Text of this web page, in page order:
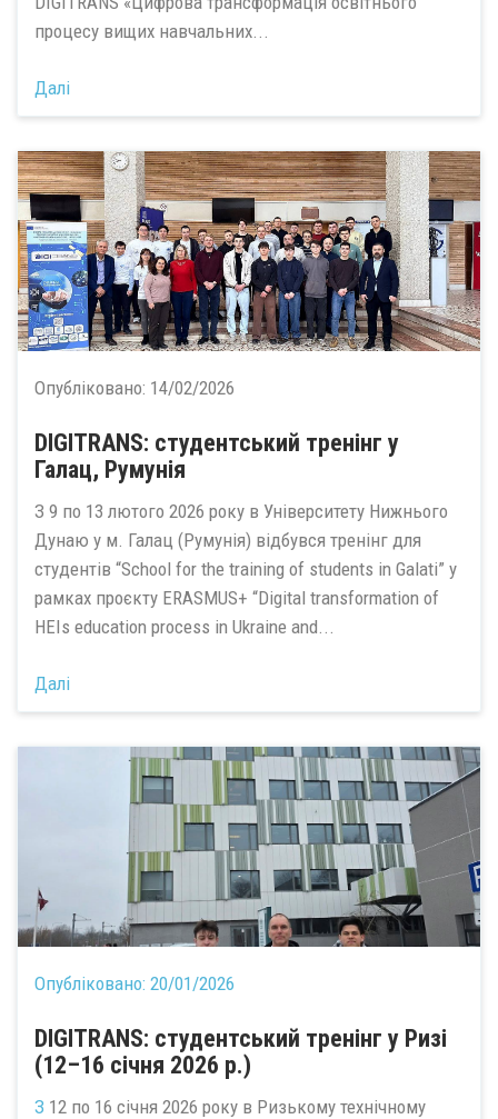
процесу вищих навчальних...
Далі
Опубліковано: 14/02/2026
DIGITRANS: студентський тренінг у
Галац, Румунія
З 9 по 13 лютого 2026 року в Університету Нижнього
Дунаю у м. Галац (Румунія) відбувся тренінг для
студентів “School for the training of students in Galati” у
рамках проєкту ERASMUS+ “Digital transformation of
HEIs education process in Ukraine and...
Далі
Опубліковано: 20/01/2026
DIGITRANS: студентський тренінг у Ризі
(12–16 січня 2026 р.)
З 12 по 16 січня 2026 року в Ризькому технічному